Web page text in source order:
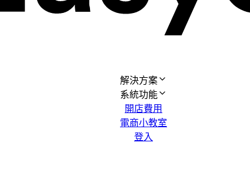
解決方案
系統功能
開店費用
電商小教室
登入